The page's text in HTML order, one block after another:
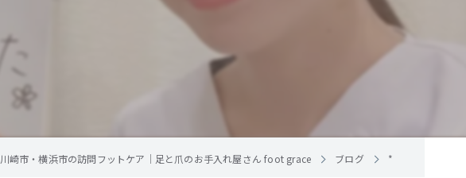
川崎市・横浜市の訪問フットケア｜足と爪のお手入れ屋さん foot grace ブログ *